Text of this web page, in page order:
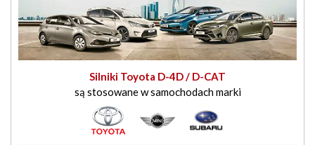
Silniki Toyota D-4D / D-CAT
są stosowane w samochodach marki